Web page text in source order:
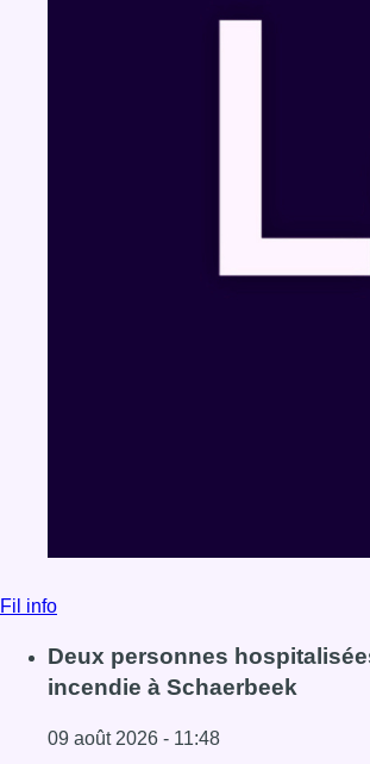
Fil info
Deux personnes
incendie à Schaerbeek
09 août 2026 - 11:48